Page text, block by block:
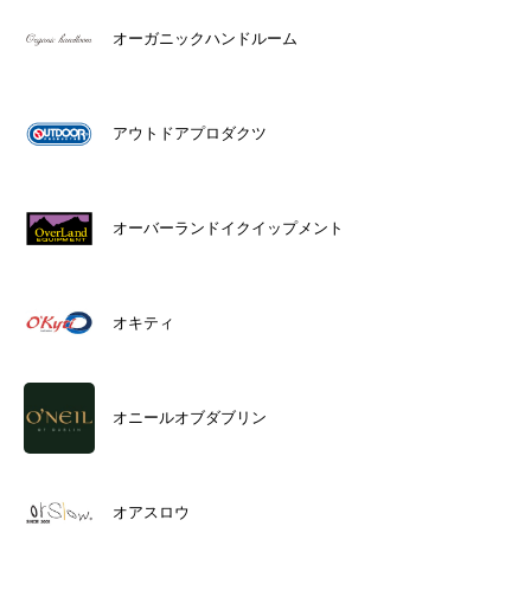
オーガニックハンドルーム
アウトドアプロダクツ
オーバーランドイクイップメント
オキティ
オニールオブダブリン
オアスロウ